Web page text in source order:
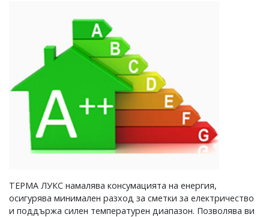
ТЕРМА ЛУКС намалява консумацията на енергия,
осигурява минимален разход за сметки за електричество
и поддържа силен температурен диапазон. Позволява ви